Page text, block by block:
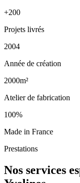
+200
Projets livrés
2004
Année de création
2000m²
Atelier de fabrication
100%
Made in France
Prestations
Nos services